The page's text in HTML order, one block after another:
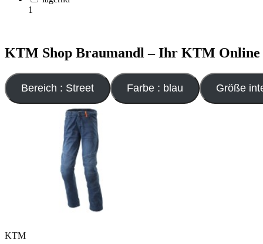
1
KTM Shop Braumandl – Ihr KTM Online
Bereich : Street Farbe : blau
KTM